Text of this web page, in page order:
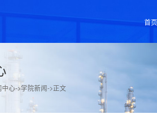
首页
中心->学院新闻->正文